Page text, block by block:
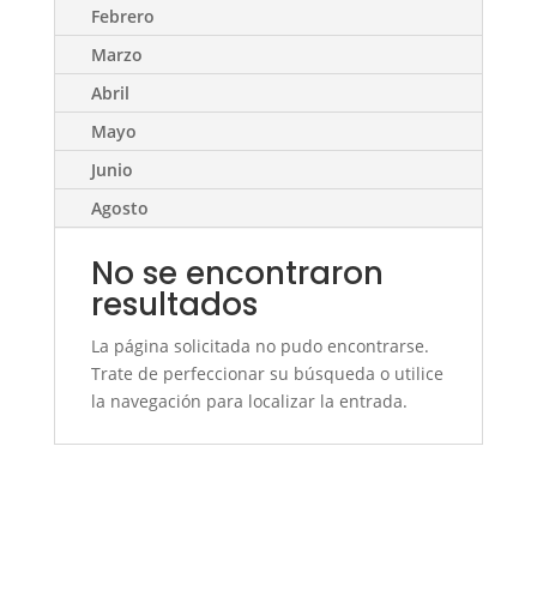
Febrero
Marzo
Abril
Mayo
Junio
Agosto
No se encontraron
resultados
La página solicitada no pudo encontrarse.
Trate de perfeccionar su búsqueda o utilice
la navegación para localizar la entrada.